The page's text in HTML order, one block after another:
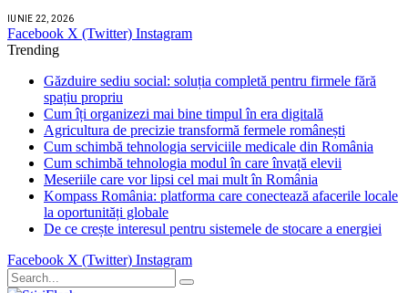
IUNIE 22, 2026
Facebook X (Twitter) Instagram
Trending
Găzduire sediu social: soluția completă pentru firmele fără
spațiu propriu
Cum îți organizezi mai bine timpul în era digitală
Agricultura de precizie transformă fermele românești
Cum schimbă tehnologia serviciile medicale din România
Cum schimbă tehnologia modul în care învață elevii
Meseriile care vor lipsi cel mai mult în România
Kompass România: platforma care conectează afacerile locale
la oportunități globale
De ce crește interesul pentru sistemele de stocare a energiei
Facebook X (Twitter) Instagram